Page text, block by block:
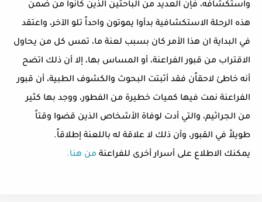
واستكشافه، فإن العديد من الباحثين الذين كانوا من ضمن
هذه الرحلة الاستكشافية بدأوا يموتون واحداً تلو الآخر، واعتقد
في البداية ان هذا الأمر كان بسبب لعنة ما، تمس كل من يحاول
الاقتراب من قبور الفراعنة، أو المساس بها، إلا أن ذلك اتضح
أنه خاطئ لاحقاًن فقد أثبتت البحوث والكشوف الطبية، أن قبور
الفراعنة نمت فيها كميات خطيرة من الفطور، ووجد بها كثير
من الجراثيم، والتي أدت لوفاة الأشخاص الذين قضوا وقتاً
طويلاً في القبور، وأن ذلك لا علاقة له باللعنة إطلاقاً.
يمكنك الاطلاع على أسرار أخرى للفراعنة من هنا.